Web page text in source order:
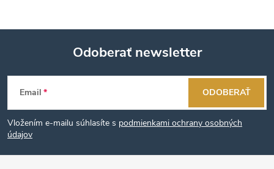
Z
á
p
Odoberať newsletter
Email
Vložením e-mailu súhlasíte s podmienkami ochrany osobných
údajov
ODOBERAŤ